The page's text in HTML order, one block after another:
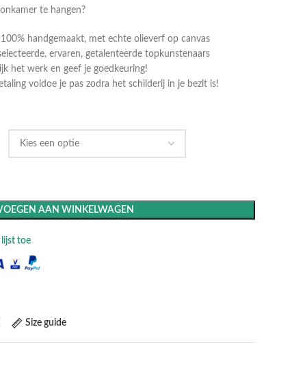
te hangen?
handgemaakt, met echte olieverf op canvas
ervaren, getalenteerde topkunstenaars
het werk en geef je goedkeuring!
voldoe je pas zodra het schilderij in je bezit is!
AAN WINKELWAGEN
lijst toe
Size guide